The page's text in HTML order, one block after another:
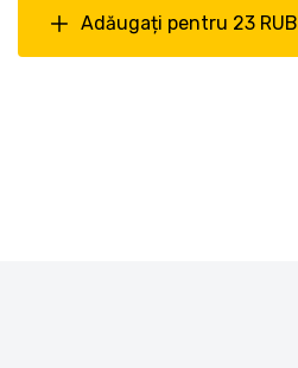
Adăugați pentru 23 RUB